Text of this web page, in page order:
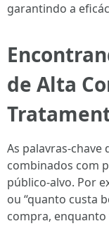
garantindo a
de Alta
As palavras-
combinados com
público-alvo. Por
ou “quanto custa
compra, enquanto